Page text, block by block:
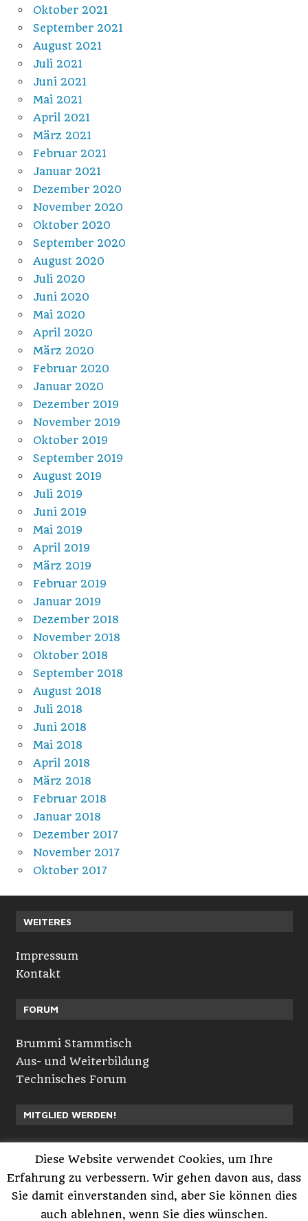
Oktober 2021
September 2021
August 2021
Juli 2021
Juni 2021
Mai 2021
April 2021
März 2021
Februar 2021
Januar 2021
Dezember 2020
November 2020
Oktober 2020
September 2020
August 2020
Juli 2020
Juni 2020
Mai 2020
April 2020
März 2020
Februar 2020
Januar 2020
Dezember 2019
November 2019
Oktober 2019
September 2019
August 2019
Juli 2019
Juni 2019
Mai 2019
April 2019
März 2019
Februar 2019
Januar 2019
Dezember 2018
November 2018
Oktober 2018
September 2018
August 2018
Juli 2018
Juni 2018
Mai 2018
April 2018
März 2018
Februar 2018
Januar 2018
Dezember 2017
November 2017
Oktober 2017
WEITERES
Impressum
Kontakt
FORUM
Brummi Stammtisch
Aus- und Weiterbildung
Technisches Forum
MITGLIED WERDEN!
Registrieren
Anmelden
Diese Website verwendet Cookies, um Ihre
Erfahrung zu verbessern. Wir gehen davon aus, dass
Sie damit einverstanden sind, aber Sie können dies
auch ablehnen, wenn Sie dies wünschen.